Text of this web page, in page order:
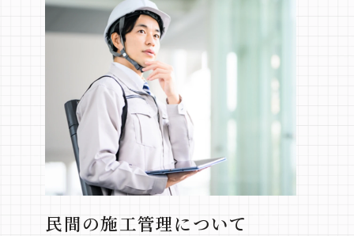
民間の施工管理について